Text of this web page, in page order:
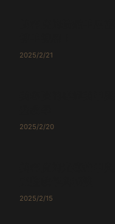
2025/2/21
2025/2/20
2025/2/15